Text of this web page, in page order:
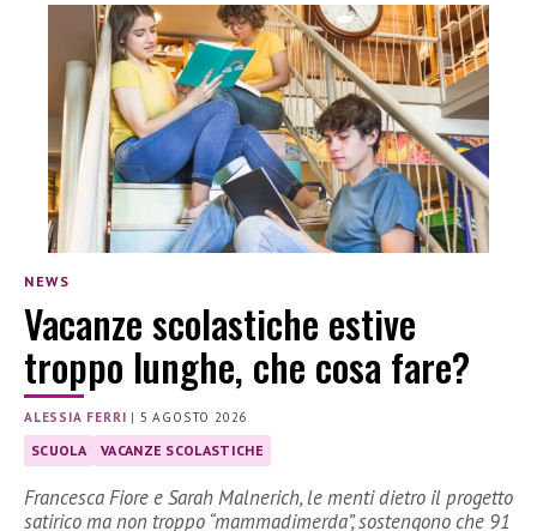
NEWS
Vacanze scolastiche estive
troppo lunghe, che cosa fare?
ALESSIA FERRI | 5 AGOSTO 2026
SCUOLA VACANZE SCOLASTICHE
Francesca Fiore e Sarah Malnerich, le menti dietro il progetto
satirico ma non troppo “mammadimerda”, sostengono che 91